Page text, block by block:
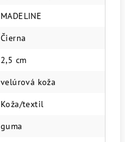
MADELINE
Čierna
2,5 cm
velúrová koža
Koža/textil
guma